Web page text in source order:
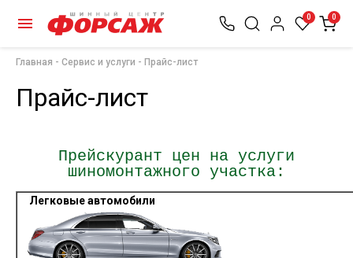
0 0
Главная Сервис и услуги Прайс-лист
Прайс-лист
Прейскурант цен на услуги
шиномонтажного участка:
Легковые автомобили